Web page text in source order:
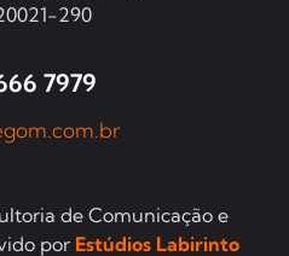
290
7979
de Comunicação e
por Estúdios Labirinto